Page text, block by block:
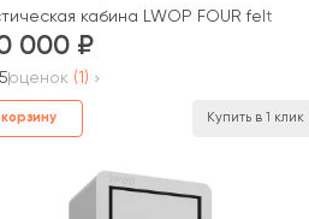
стекло)кабина LWOP FOUR felt
000
оценок (1)
корзину Купить в 1 клик